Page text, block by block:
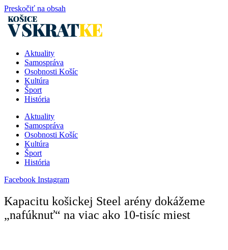
Preskočiť na obsah
Aktuality
Samospráva
Osobnosti Košíc
Kultúra
Šport
História
Aktuality
Samospráva
Osobnosti Košíc
Kultúra
Šport
História
Facebook Instagram
Kapacitu košickej Steel arény dokážeme
„nafúknuť“ na viac ako 10-tisíc miest